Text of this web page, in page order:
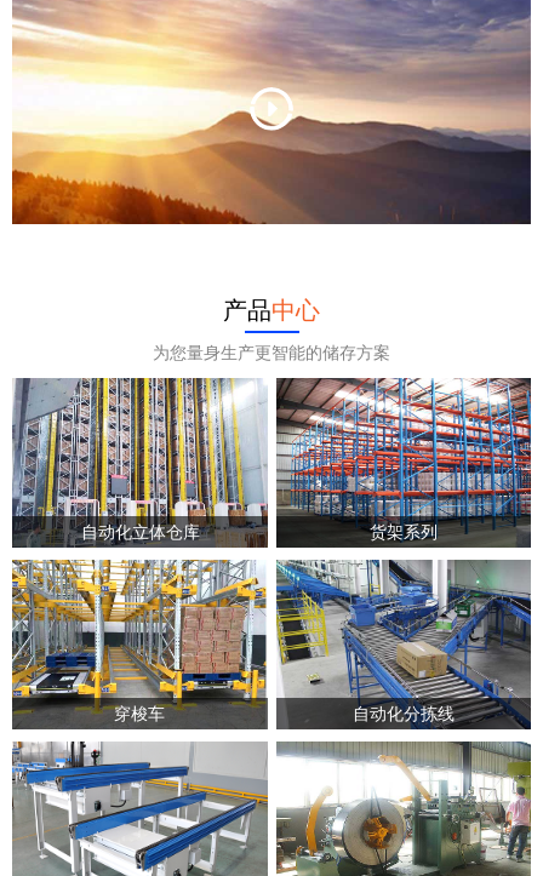
产品中心
为您量身生产更智能的储存方案
自动化立体仓库 货架系列
穿梭车 自动化分拣线